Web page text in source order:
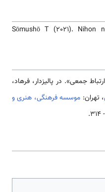
Sōmushō T (2021). Nihon
وسایل ارتباط جمعی». در پالیزدار، فرهاد،
، تهران: موسسه فرهنگی، هنری و